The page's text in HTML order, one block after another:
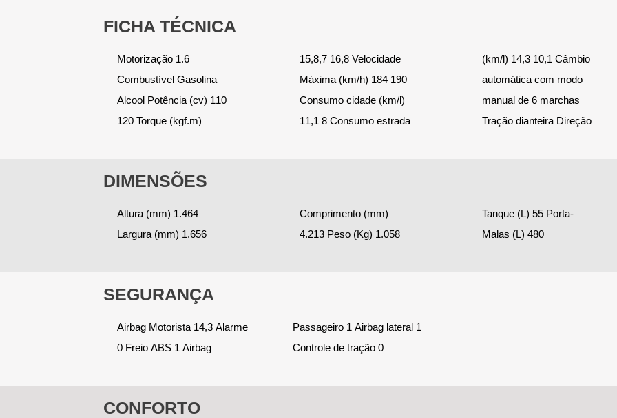
FICHA TÉCNICA
Motorização 1.6
Combustível Gasolina
Alcool Potência (cv) 110
120 Torque (kgf.m)
15,8,7 16,8 Velocidade
Máxima (km/h) 184 190
Consumo cidade (km/l)
11,1 8 Consumo estrada
(km/l) 14,3 10,1 Câmbio
automática com modo
manual de 6 marchas
Tração dianteira Direção
hidráulica Suspensão
DIMENSÕES
Altura (mm) 1.464
Largura (mm) 1.656
Comprimento (mm)
4.213 Peso (Kg) 1.058
Tanque (L) 55 Porta-
Malas (L) 480
SEGURANÇA
Airbag Motorista 14,3 Alarme
0 Freio ABS 1 Airbag
Passageiro 1 Airbag lateral 1
Controle de tração 0
CONFORTO